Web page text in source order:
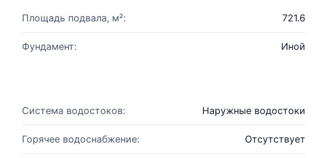
Площадь подвала, м²: 721.6
Фундамент: Иной
Система водостоков: Наружные водостоки
Горячее водоснабжение: Отсутствует